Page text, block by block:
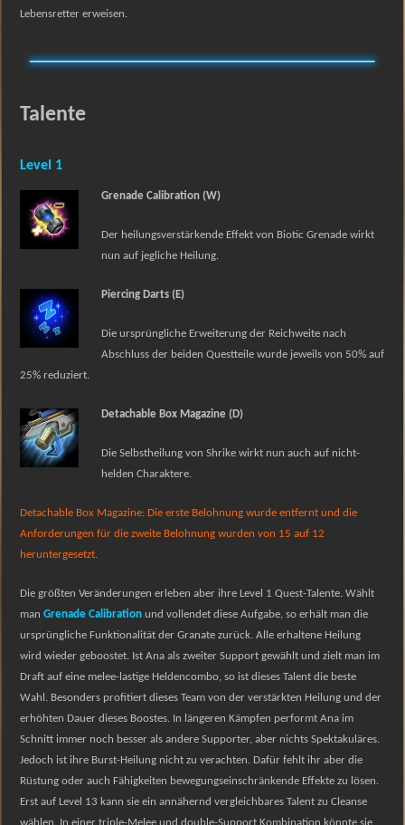
Lebensretter erweisen.
Talente
Level 1
Grenade Calibration (W)
Der heilungsverstärkende Effekt von Biotic Grenade wirkt
nun auf jegliche Heilung.
Piercing Darts (E)
Die ursprüngliche Erweiterung der Reichweite nach
Abschluss der beiden Questteile wurde jeweils von 50% auf
25% reduziert.
Detachable Box Magazine (D)
Die Selbstheilung von Shrike wirkt nun auch auf nicht-
helden Charaktere.
Detachable Box Magazine: Die erste Belohnung wurde entfernt und die
Anforderungen für die zweite Belohnung wurden von 15 auf 12
heruntergesetzt.
Die größten Veränderungen erleben aber ihre Level 1 Quest-Talente. Wählt
man Grenade Calibration und vollendet diese Aufgabe, so erhält man die
ursprüngliche Funktionalität der Granate zurück. Alle erhaltene Heilung
wird wieder geboostet. Ist Ana als zweiter Support gewählt und zielt man im
Draft auf eine melee-lastige Heldencombo, so ist dieses Talent die beste
Wahl. Besonders profitiert dieses Team von der verstärkten Heilung und der
erhöhten Dauer dieses Boostes. In längeren Kämpfen performt Ana im
Schnitt immer noch besser als andere Supporter, aber nichts Spektakuläres.
Jedoch ist ihre Burst-Heilung nicht zu verachten. Dafür fehlt ihr aber die
Rüstung oder auch Fähigkeiten bewegungseinschränkende Effekte zu lösen.
Erst auf Level 13 kann sie ein annähernd vergleichbares Talent zu Cleanse